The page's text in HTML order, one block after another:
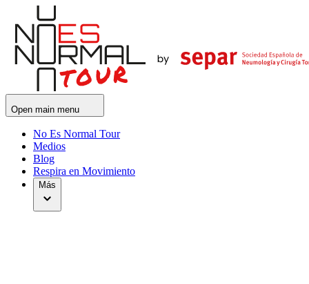
Open main menu
No Es Normal Tour
Medios
Blog
Respira en Movimiento
Más